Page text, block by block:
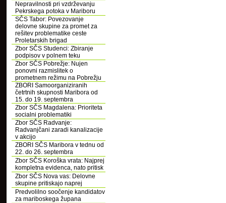
Nepravilnosti pri vzdrževanju
Pekrskega potoka v Mariboru
SČS Tabor: Povezovanje
delovne skupine za promet za
rešitev problematike ceste
Proletarskih brigad
Zbor SČS Studenci: Zbiranje
podpisov v polnem teku
Zbor SČS Pobrežje: Nujen
ponovni razmislitek o
prometnem režimu na Pobrežju
ZBORI Samoorganiziranih
četrtnih skupnosti Maribora od
15. do 19. septembra
Zbor SČS Magdalena: Prioriteta
socialni problematiki
Zbor SČS Radvanje:
Radvanjčani zaradi kanalizacije
v akcijo
ZBORI SČS Maribora v tednu od
22. do 26. septembra
Zbor SČS Koroška vrata: Najprej
kompletna evidenca, nato pritisk
Zbor SČS Nova vas: Delovne
skupine pritiskajo naprej
Predvolilno soočenje kandidatov
za mariboskega župana